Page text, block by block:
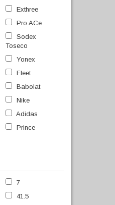
Exthree
Pro ACe
Sodex
Toseco
Yonex
Fleet
Babolat
Nike
Adidas
Prince
7
41.5